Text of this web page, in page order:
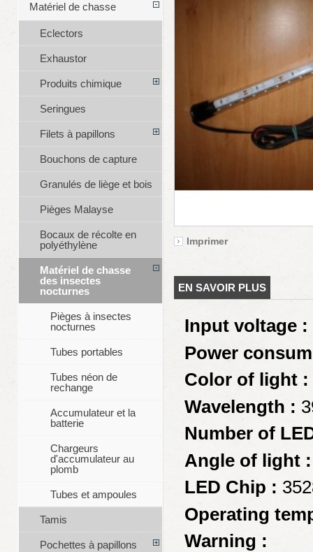
Imprimer
EN SAVOIR PLUS
Input voltage :
Power
Color of light :
Wavelength :
Number of
Angle of light :
LED Chip :
Operating
Warning :
Matériel de chasse
Eclectors
Exhaustor
Produits chimique
Seringues
Filets à papillons
Bouchons de capture
Granulés de liège et bois
Pièges Malayse
Bocaux de récolte en
polyéthylène
Matériel de chasse
des insectes
nocturnes
Pièges à insectes
nocturnes
Tubes portables
Tubes néon de
rechange
Accumulateur et la
batterie
Chargeurs
d'accumulateur au
plomb
Tubes et ampoules
Tamis
Pochettes à papillons